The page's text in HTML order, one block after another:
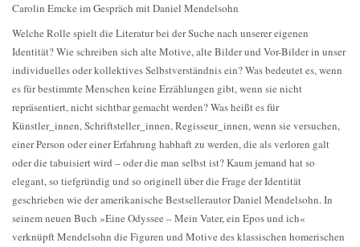
Carolin Emcke im Gespräch mit Daniel Mendelsohn
Welche Rolle spielt die Literatur bei der Suche nach unserer eigenen
Identität? Wie schreiben sich alte Motive, alte Bilder und Vor-Bilder in unser
individuelles oder kollektives Selbstverständnis ein? Was bedeutet es, wenn
es für bestimmte Menschen keine Erzählungen gibt, wenn sie nicht
repräsentiert, nicht sichtbar gemacht werden? Was heißt es für
Künstler_innen, Schriftsteller_innen, Regisseur_innen, wenn sie versuchen,
einer Person oder einer Erfahrung habhaft zu werden, die als verloren galt
oder die tabuisiert wird – oder die man selbst ist? Kaum jemand hat so
elegant, so tiefgründig und so originell über die Frage der Identität
geschrieben wie der amerikanische Bestsellerautor Daniel Mendelsohn. In
seinem neuen Buch »Eine Odyssee – Mein Vater, ein Epos und ich«
verknüpft Mendelsohn die Figuren und Motive des klassischen homerischen